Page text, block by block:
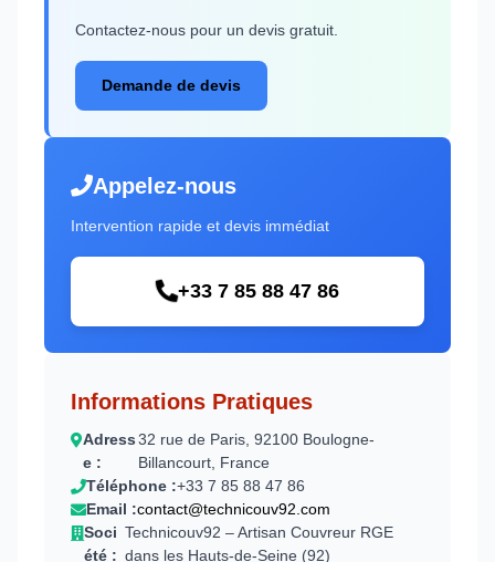
Contactez-nous pour un devis gratuit.
Demande de devis
Appelez-nous
Intervention rapide et devis immédiat
+33 7 85 88 47 86
Informations Pratiques
Adress
e :
32 rue de Paris, 92100 Boulogne-
Billancourt, France
Téléphone :+33 7 85 88 47 86
Email :contact@technicouv92.com
Soci
été :
Technicouv92 – Artisan Couvreur RGE
dans les Hauts-de-Seine (92)